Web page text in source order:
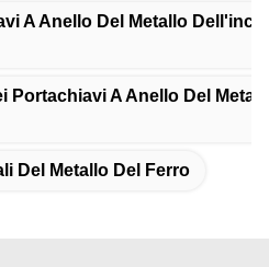
A Anello Del Metallo
Portachiavi A Anello Del
Del Metallo Del Ferro